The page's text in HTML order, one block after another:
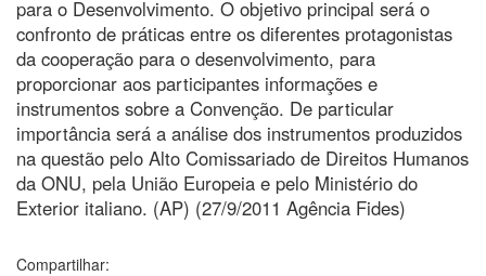
para o Desenvolvimento. O objetivo principal será o
confronto de práticas entre os diferentes protagonistas
da cooperação para o desenvolvimento, para
proporcionar aos participantes informações e
instrumentos sobre a Convenção. De particular
importância será a análise dos instrumentos produzidos
na questão pelo Alto Comissariado de Direitos Humanos
da ONU, pela União Europeia e pelo Ministério do
Exterior italiano. (AP) (27/9/2011 Agência Fides)
Compartilhar: